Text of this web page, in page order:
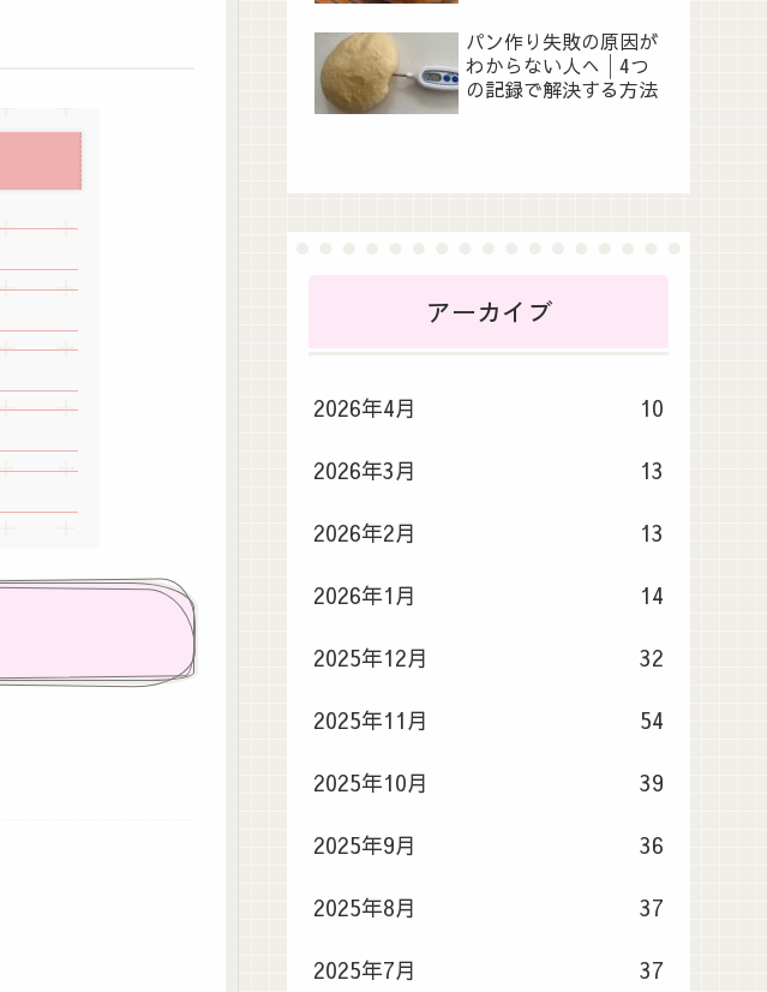
パン作り失敗の原因が
わからない人へ│4つ
の記録で解決する方法
アーカイブ
2026年4月 10
2026年3月 13
2026年2月 13
2026年1月 14
2025年12月 32
2025年11月 54
2025年10月 39
2025年9月 36
2025年8月 37
2025年7月 37